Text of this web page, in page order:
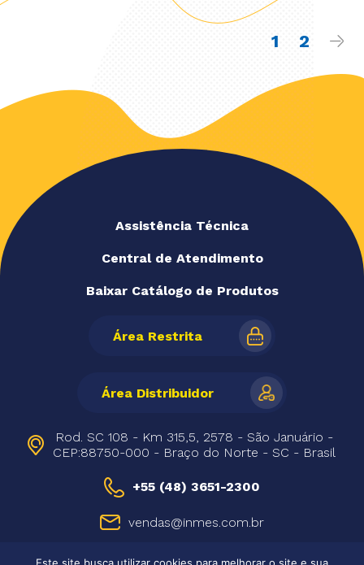
1 2
Rod. SC 108 - Km 315,5, 2578 - São Januário -
CEP:88750-000 - Braço do Norte - SC - Brasil
+55 (48) 3651-2300
vendas@inmes.com.br
Assistência Técnica
Central de Atendimento
Baixar Catálogo de Produtos
Área Restrita
Área Distribuidor